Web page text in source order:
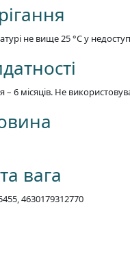
не вище 25 °C у
– 6 місяців. Не
вага
4630179312770